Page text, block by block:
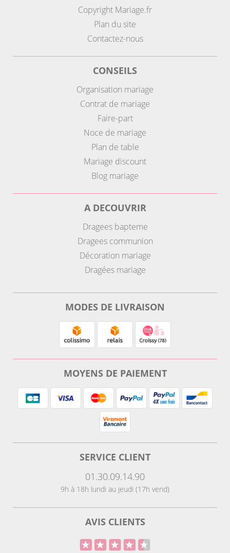
Copyright Mariage.fr
Plan du site
Contactez-nous
CONSEILS
Organisation mariage
Contrat de mariage
Faire-part
Noce de mariage
Plan de table
Mariage discount
Blog mariage
A DECOUVRIR
Dragees bapteme
Dragees communion
Décoration mariage
Dragées mariage
MODES DE LIVRAISON
MOYENS DE PAIEMENT
SERVICE CLIENT
01.30.09.14.90
9h à 18h lundi au jeudi (17h vend)
AVIS CLIENTS